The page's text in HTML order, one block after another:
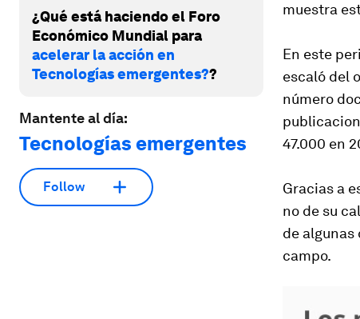
¿Qué está haciendo el Foro
Económico Mundial para
acelerar la acción en
Tecnologías emergentes??
Mantente al día:
Tecnologías emergentes
Follow
muestra
En este
escaló del
número
47.000 en
Gracias a
no de su
de algunas
campo.